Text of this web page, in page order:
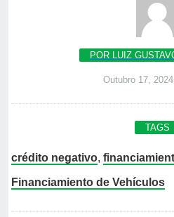
POR LUIZ
Outubro 17,
TAGS
crédito negativo,
Financiamiento de Vehículos